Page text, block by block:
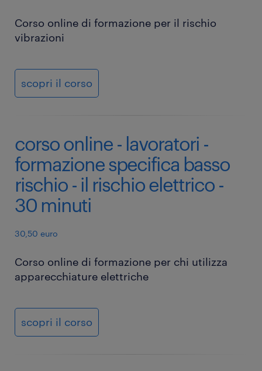
Corso online di formazione per il rischio
vibrazioni
scopri il corso
corso online - lavoratori -
formazione specifica basso
rischio - il rischio elettrico -
30 minuti
30,50 euro
Corso online di formazione per chi utilizza
apparecchiature elettriche
scopri il corso